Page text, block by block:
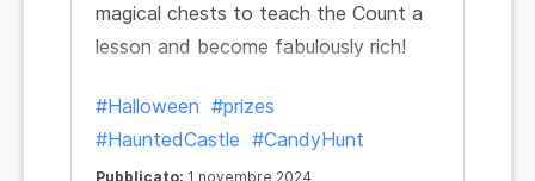
magical chests to teach the Count a
lesson and become fabulously rich!
#Halloween #prizes
#HauntedCastle #CandyHunt
Pubblicato: 1 novembre 2024